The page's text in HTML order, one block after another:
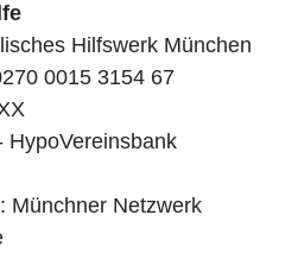
Hilfswerk München
0015 3154 67
HypoVereinsbank
Münchner Netzwerk